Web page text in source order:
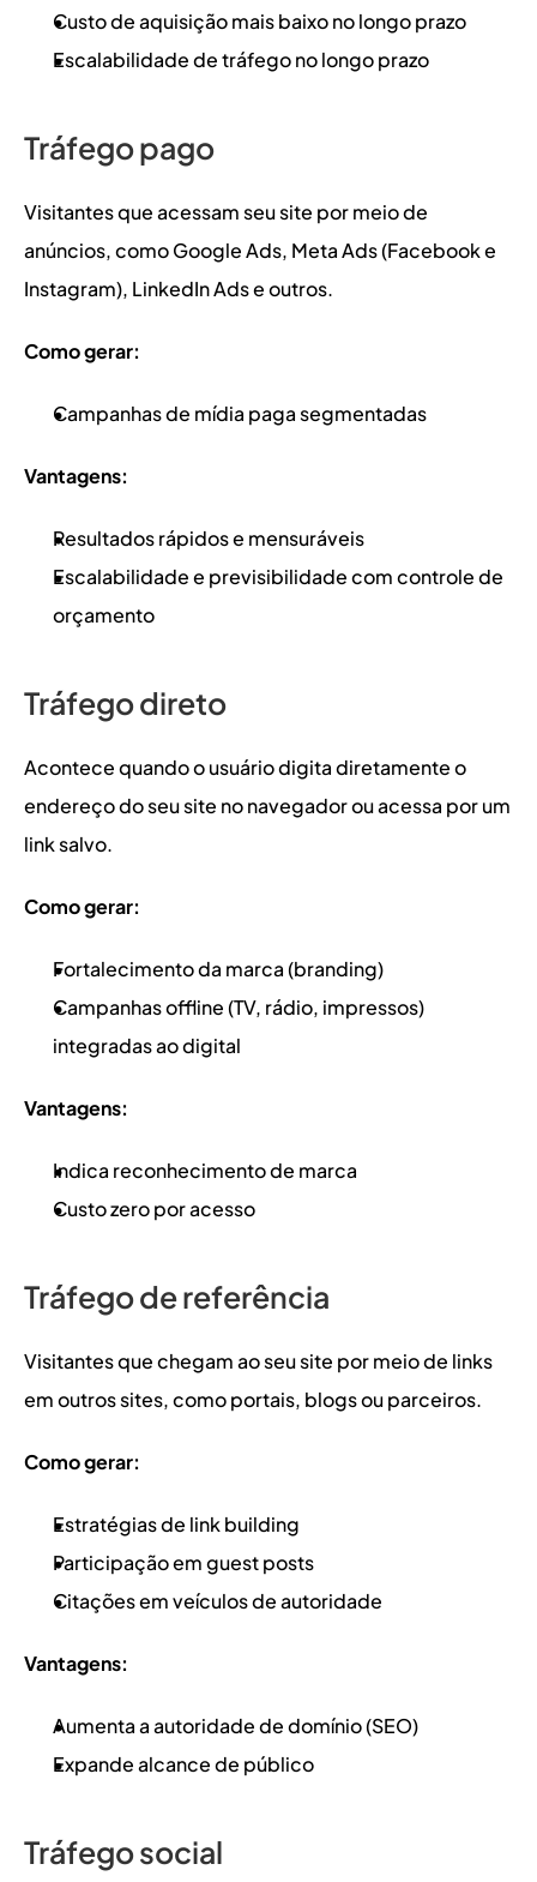
Custo de aquisição mais baixo no longo prazo
Escalabilidade de tráfego no longo prazo
Tráfego pago
Visitantes que acessam seu site por meio de
anúncios, como Google Ads, Meta Ads (Facebook e
Instagram), LinkedIn Ads e outros.
Como gerar:
Campanhas de mídia paga segmentadas
Vantagens:
Resultados rápidos e mensuráveis
Escalabilidade e previsibilidade com controle de
orçamento
Tráfego direto
Acontece quando o usuário digita diretamente o
endereço do seu site no navegador ou acessa por um
link salvo.
Como gerar:
Fortalecimento da marca (branding)
Campanhas offline (TV, rádio, impressos)
integradas ao digital
Vantagens:
Indica reconhecimento de marca
Custo zero por acesso
Tráfego de referência
Visitantes que chegam ao seu site por meio de links
em outros sites, como portais, blogs ou parceiros.
Como gerar:
Estratégias de link building
Participação em guest posts
Citações em veículos de autoridade
Vantagens:
Aumenta a autoridade de domínio (SEO)
Expande alcance de público
Tráfego social